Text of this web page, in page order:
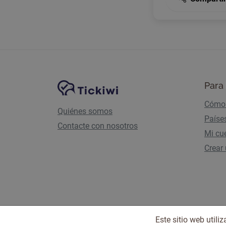
Navegación del sitioPlataforma Tickiwi
Quiénes somos
Contacte con nosotros
Mi
Crear
Este sitio web